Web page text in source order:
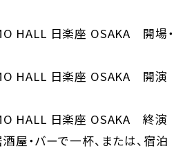
HALL 日楽座 OSAKA 開場・
HALL 日楽座 OSAKA 開演
HALL 日楽座 OSAKA 終演
屋・バーで一杯、または、宿泊